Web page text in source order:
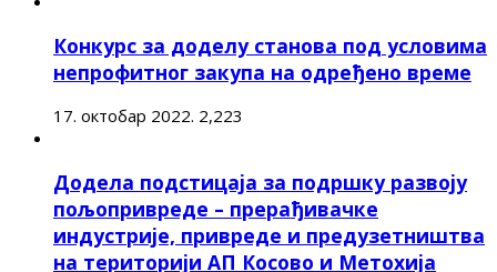
Конкурс за доделу станова под условима
непрофитног закупа на одређено време
17. октобар 2022. 2,223
Додела подстицаја за подршку развоју
пољопривреде – прерађивачке
индустрије, привреде и предузетништва
на територији АП Косово и Метохија